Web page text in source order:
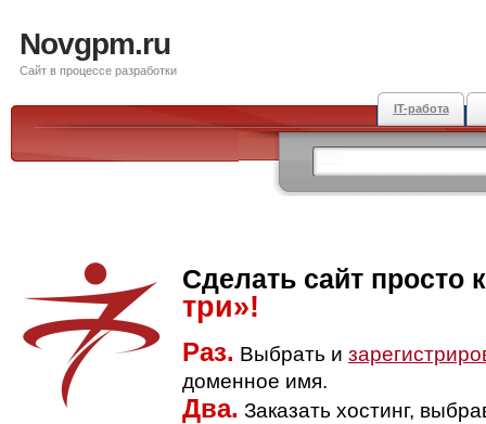
Novgpm.ru
Сайт в процессе разработки
IT-работа
Сделать сайт просто
три»!
Раз. Выбрать и
доменное имя.
Два. Заказать хостинг,